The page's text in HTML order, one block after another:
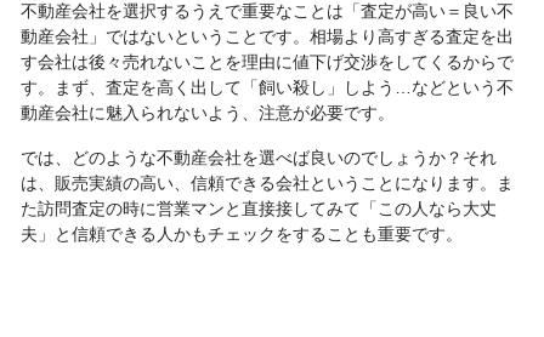
不動産会社を選択するうえで重要なことは「査定が高い＝良い不
動産会社」ではないということです。相場より高すぎる査定を出
す会社は後々売れないことを理由に値下げ交渉をしてくるからで
す。まず、査定を高く出して「飼い殺し」しよう…などという不
動産会社に魅入られないよう、注意が必要です。
では、どのような不動産会社を選べば良いのでしょうか？それ
は、販売実績の高い、信頼できる会社ということになります。ま
た訪問査定の時に営業マンと直接接してみて「この人なら大丈
夫」と信頼できる人かもチェックをすることも重要です。